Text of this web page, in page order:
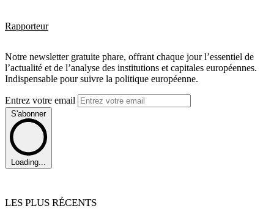
Rapporteur
Notre newsletter gratuite phare, offrant chaque jour l’essentiel de
l’actualité et de l’analyse des institutions et capitales européennes.
Indispensable pour suivre la politique européenne.
Entrez votre email
S'abonner
Loading...
LES PLUS RÉCENTS